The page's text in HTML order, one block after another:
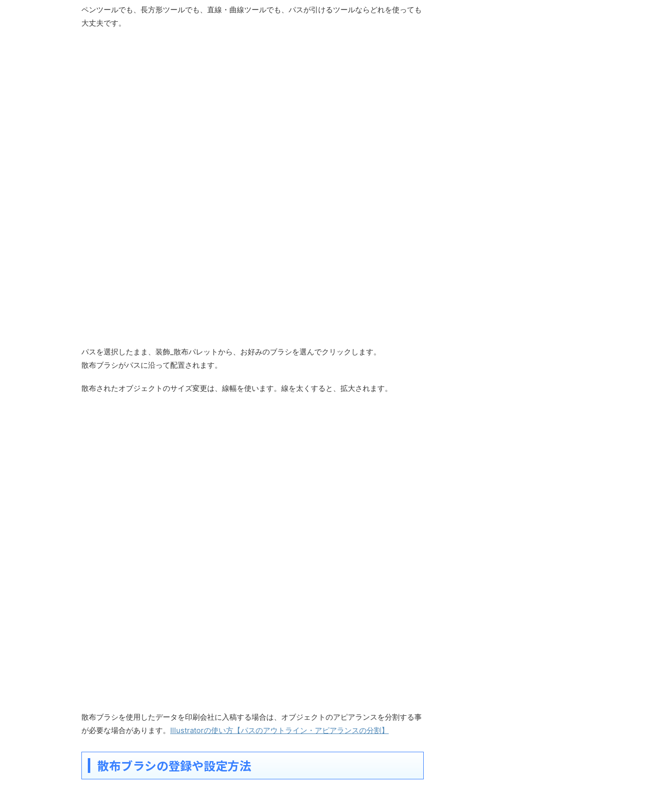
ペンツールでも、長方形ツールでも、直線・曲線ツールでも、パスが引けるツールならどれを使っても
大丈夫です。
パスを選択したまま、装飾_散布パレットから、お好みのブラシを選んでクリックします。
散布ブラシがパスに沿って配置されます。
散布されたオブジェクトのサイズ変更は、線幅を使います。線を太くすると、拡大されます。
散布ブラシを使用したデータを印刷会社に入稿する場合は、オブジェクトのアピアランスを分割する事
が必要な場合があります。 Illustratorの使い方【パスのアウトライン・アピアランスの分割】
散布ブラシの登録や設定方法